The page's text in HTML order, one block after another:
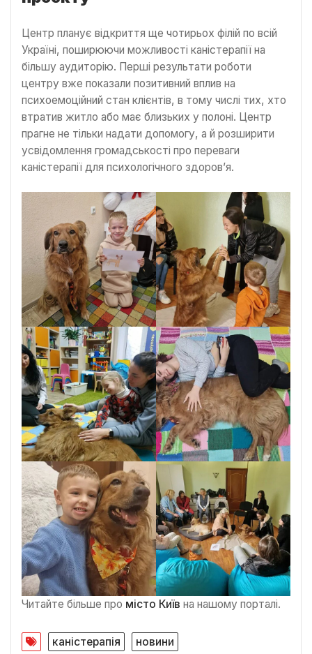
Центр планує відкриття ще чотирьох філій по всій
Україні, поширюючи можливості каністерапії на
більшу аудиторію. Перші результати роботи
центру вже показали позитивний вплив на
психоемоційний стан клієнтів, в тому числі тих, хто
втратив житло або має близьких у полоні. Центр
прагне не тільки надати допомогу, а й розширити
усвідомлення громадськості про переваги
каністерапії для психологічного здоров’я.
Читайте більше про місто Київ на нашому порталі.
каністерапія новини